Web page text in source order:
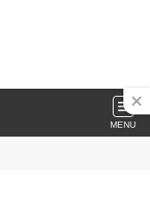
MENU